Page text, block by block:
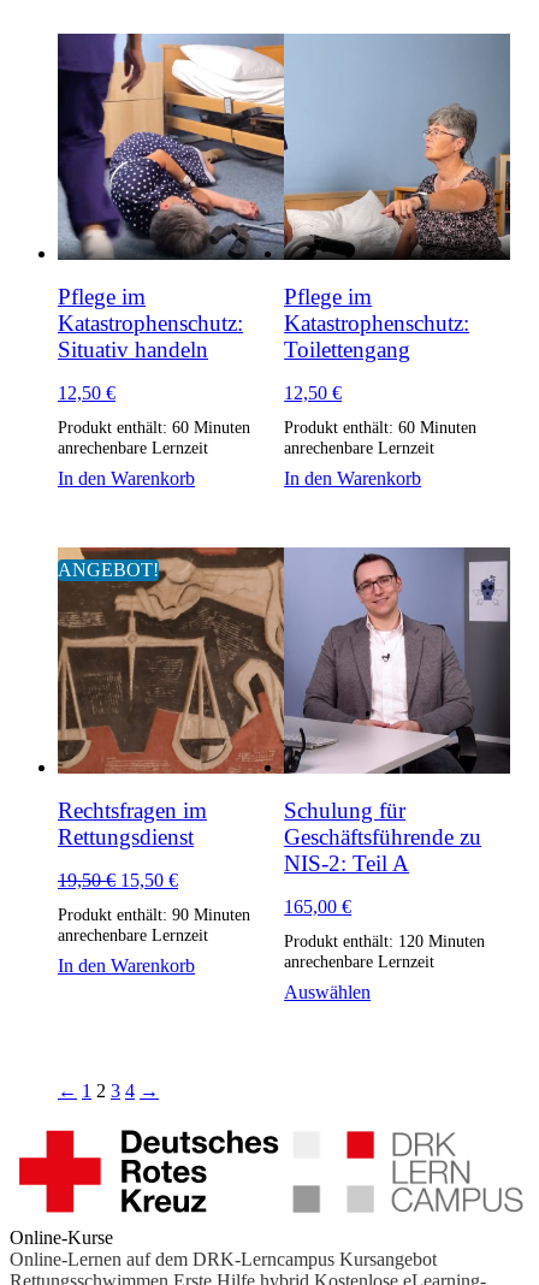
Pflege im
Katastrophenschutz:
Situativ handeln
12,50 €
Produkt enthält: 60 Minuten
anrechenbare Lernzeit
In den Warenkorb
Pflege im
Katastrophenschutz:
Toilettengang
12,50€
Produkt enthält: 60Minuten
anrechenbare Lernzeit
In den Warenkorb
ANGEBOT!
Rechtsfragen im
Rettungsdienst
19,50€ Ursprünglicher
war:
19,50 €
15,50 €Aktueller
ist:
15,50 €.
Produkt enthält: 90 Minuten
anrechenbare Lernzeit
In den Warenkorb
Schulung für
Geschäftsführende zu
NIS-2: Teil A
165,00€
Produkt enthält: 120Minuten
anrechenbare Lernzeit
Auswählen
← 1 2 3 4 →
Online-Kurse
Online-Lernen auf dem DRK-Lerncampus Kursangebot
Rettungsschwimmen Erste Hilfe hybrid Kostenlose eLearning-